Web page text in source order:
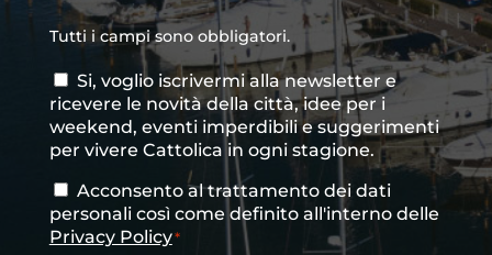
Tutti i campi sono obbligatori.
Consenso
newsletter
Si, voglio iscrivermi alla newsletter e
ricevere le novità della città, idee per i
weekend, eventi imperdibili e suggerimenti
per vivere Cattolica in ogni stagione.
Consenso*
Acconsento al trattamento dei dati
personali così come definito all'interno delle
Privacy Policy*